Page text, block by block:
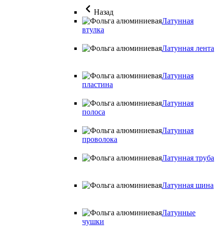
Назад
Латунная
втулка
Латунная лента
Латунная
пластина
Латунная
полоса
Латунная
проволока
Латунная труба
Латунная шина
Латунные
чушки